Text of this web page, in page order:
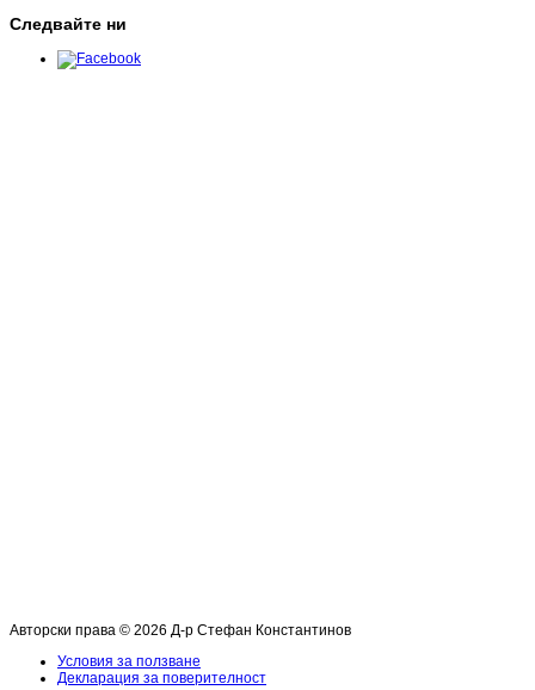
Следвайте ни
Авторски права © 2026 Д-р Стефан Константинов
Условия за ползване
Декларация за поверителност